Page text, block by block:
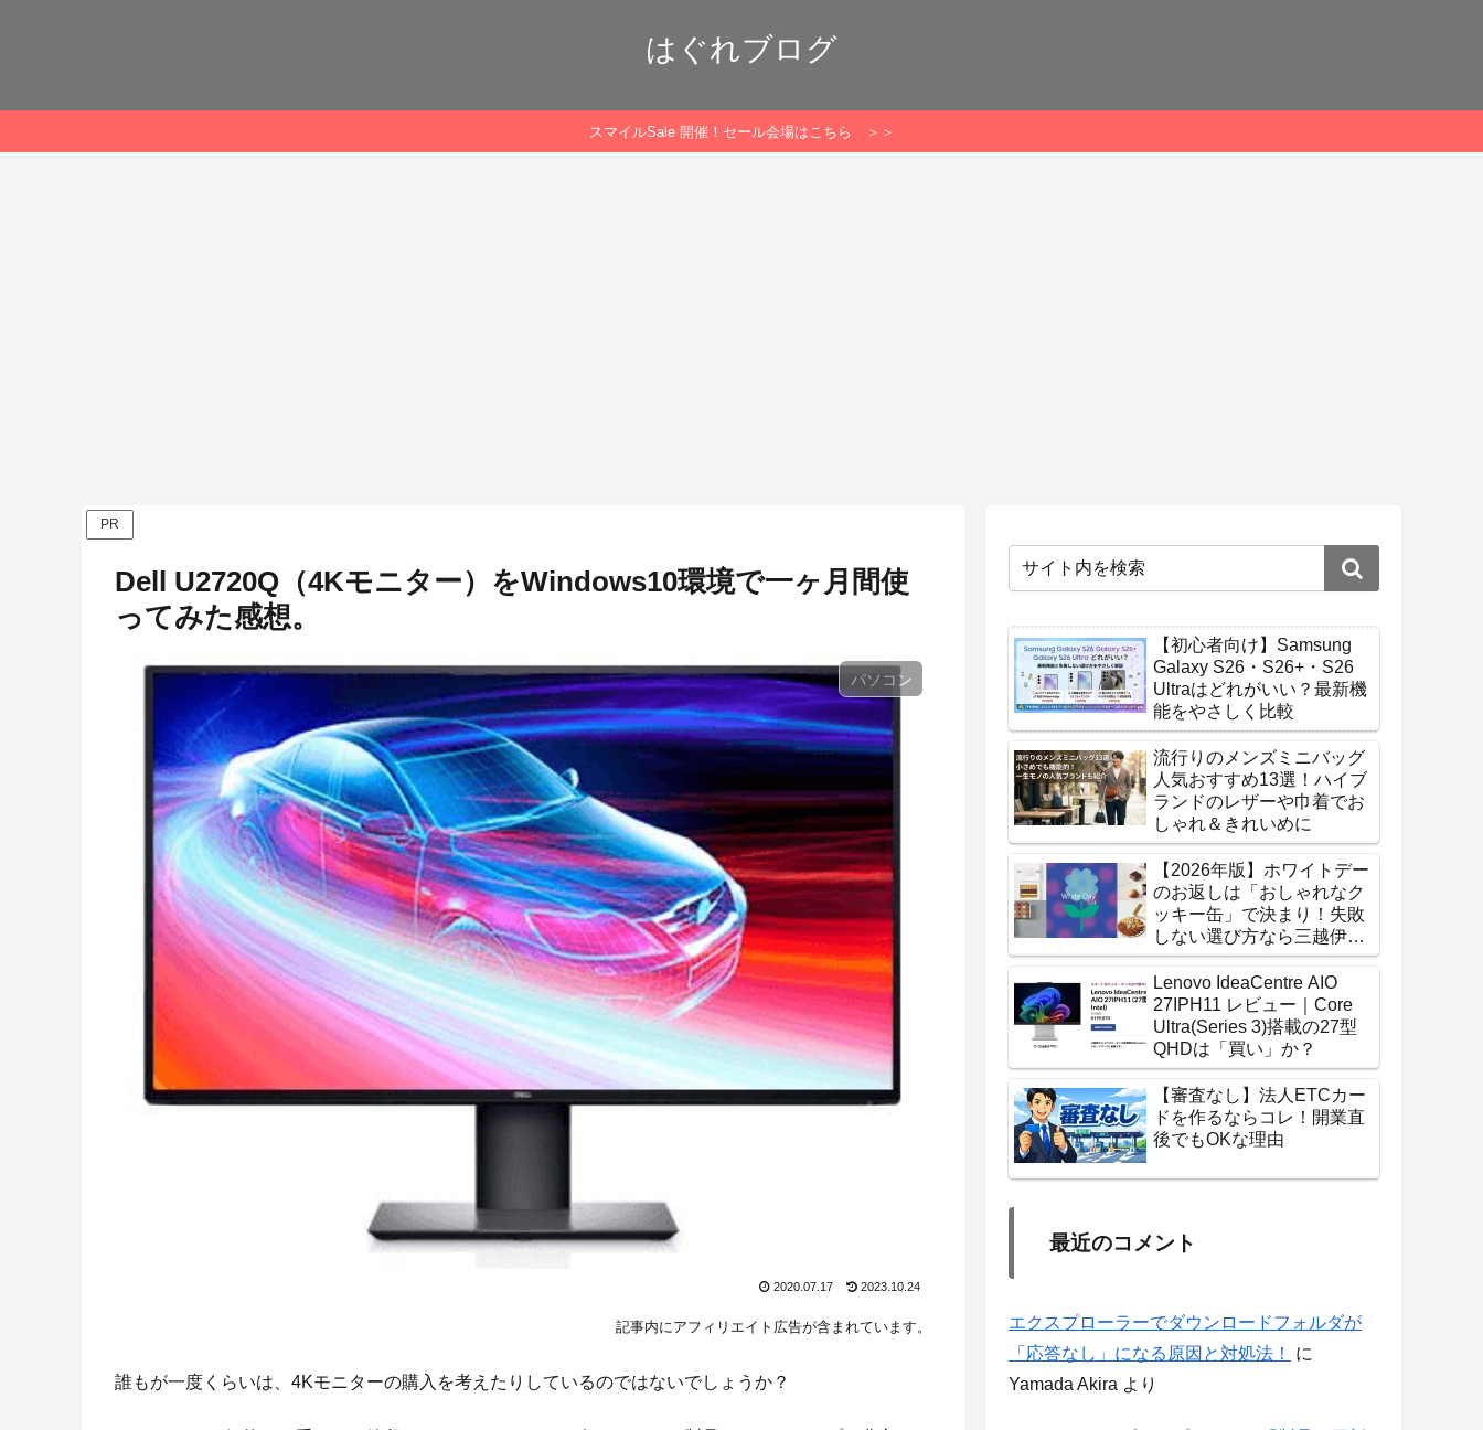
はぐれブログ
スマイルSale 開催！セール会場はこちら ＞＞
PR
Dell U2720Q（4Kモニター）をWindows10環境で一ヶ月間使
ってみた感想。
パソコン
2020.07.17 2023.10.24
記事内にアフィリエイト広告が含まれています。
誰もが一度くらいは、4Kモニターの購入を考えたりしているのではないでしょうか？
【初心者向け】Samsung
Galaxy S26・S26+・S26
Ultraはどれがいい？最新機
能をやさしく比較
流行りのメンズミニバッグ
人気おすすめ13選！ハイブ
ランドのレザーや巾着でお
しゃれ＆きれいめに
【2026年版】ホワイトデー
のお返しは「おしゃれなク
ッキー缶」で決まり！失敗
しない選び方なら三越伊勢
丹オンラインストア
Lenovo IdeaCentre AIO
27IPH11 レビュー｜Core
Ultra(Series 3)搭載の27型
QHDは「買い」か？
【審査なし】法人ETCカー
ドを作るならコレ！開業直
後でもOKな理由
最近のコメント
エクスプローラーでダウンロードフォルダが
「応答なし」になる原因と対処法！
に
Yamada Akira より